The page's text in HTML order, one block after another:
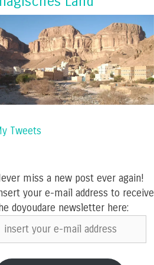
Tweets
miss a new post ever again!
your e-mail address to receive
doyoudare newsletter here:
insert